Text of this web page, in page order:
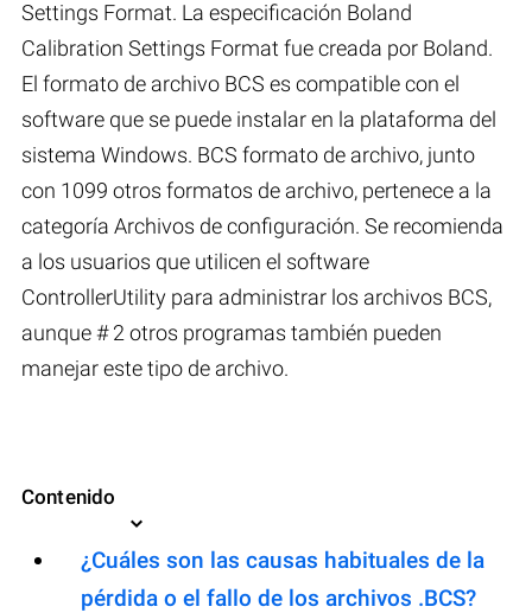
Settings Format. La especificación Boland
Calibration Settings Format fue creada por Boland.
El formato de archivo BCS es compatible con el
software que se puede instalar en la plataforma del
sistema Windows. BCS formato de archivo, junto
con 1099 otros formatos de archivo, pertenece a la
categoría Archivos de configuración. Se recomienda
a los usuarios que utilicen el software
ControllerUtility para administrar los archivos BCS,
aunque # 2 otros programas también pueden
manejar este tipo de archivo.
Contenido
¿Cuáles son las causas habituales de la
pérdida o el fallo de los archivos .BCS?